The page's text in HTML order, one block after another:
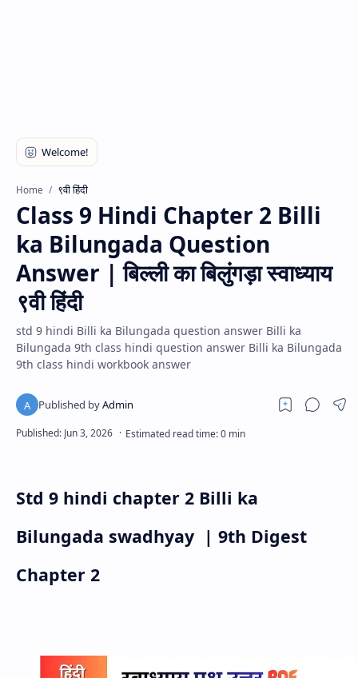
Home ९वी हिंदी
Class 9 Hindi Chapter 2 Billi
ka Bilungada Question
Answer | बिल्ली का बिलुंगड़ा स्वाध्याय
९वी हिंदी
std 9 hindi Billi ka Bilungada question answer Billi ka
Bilungada 9th class hindi question answer Billi ka Bilungada
9th class hindi workbook answer
Std 9 hindi chapter 2 Billi ka
Bilungada swadhyay | 9th Digest
Chapter 2